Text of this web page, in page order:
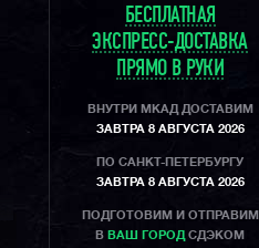
БЕСПЛАТНАЯ
ЭКСПРЕСС-ДОСТАВКА
ПРЯМО В РУКИ
ВНУТРИ МКАД ДОСТАВИМ
ЗАВТРА 8 АВГУСТА 2026
ПО САНКТ-ПЕТЕРБУРГУ
ЗАВТРА 8 АВГУСТА 2026
ПОДГОТОВИМ И ОТПРАВИМ
В ВАШ ГОРОД СДЭКОМ